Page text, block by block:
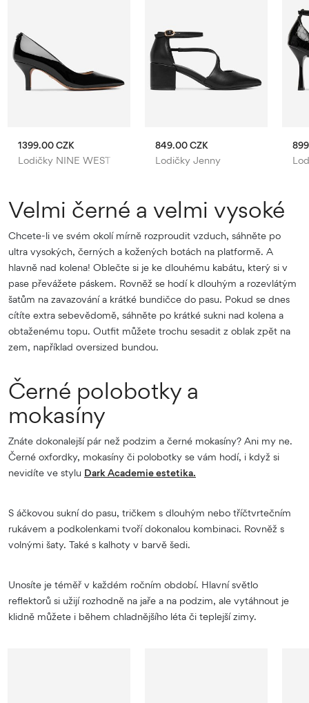
Lodičky NINE WEST
1399.00 CZK
Lodičky Jenny
849.00 CZK
Velmi černé a velmi vysoké
Chcete-li ve svém okolí mírně rozproudit vzduch, sáhněte po
ultra vysokých, černých a kožených botách na platformě. A
hlavně nad kolena! Oblečte si je ke dlouhému kabátu, který si v
pase převážete páskem. Rovněž se hodí k dlouhým a rozevlátým
šatům na zavazování a krátké bundičce do pasu. Pokud se dnes
cítíte extra sebevědomě, sáhněte po krátké sukni nad kolena a
obtaženému topu. Outfit můžete trochu sesadit z oblak zpět na
zem, například oversized bundou.
Černé polobotky a
mokasíny
Znáte dokonalejší pár než podzim a černé mokasíny? Ani my ne.
Černé oxfordky, mokasíny či polobotky se vám hodí, i když si
nevidíte ve stylu Dark Academie estetika.
S áčkovou sukní do pasu, tričkem s dlouhým nebo tříčtvrtečním
rukávem a podkolenkami tvoří dokonalou kombinaci. Rovněž s
volnými šaty. Také s kalhoty v barvě šedi.
Unosíte je téměř v každém ročním období. Hlavní světlo
reflektorů si užijí rozhodně na jaře a na podzim, ale vytáhnout je
klidně můžete i během chladnějšího léta či teplejší zimy.